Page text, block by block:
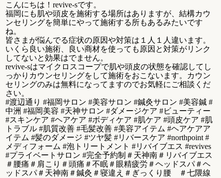
こんにちは！revive-sです。
福岡にも肌や頭皮を施術する場所はありますが、結構カウ
ンセリングを簡単にやって施術する所もあるみたいです
ね。
皆さまが悩んでる症状の原因や対策は１人１人違います。
いくら良い施術、良い商材を使っても原因と対策がリンク
してないと効果はでません。
revive-sはマイクロスコープで肌や頭皮の状態を確認してし
っかりカウンセリングをして施術をおこないます。カウン
セリングのみは無料になってますのでお気軽にご相談くだ
さい。
#渡辺通り #福岡サロン #美容サロン #鍼灸サロン #美容鍼 #
中洲 #福岡美容 #天神サロン #ダメージケア #ビューティー
#スキンケア #ヘアケア #ボディケア #肌ケア #頭皮ケア #肌
トラブル #肌質改善 #毛髪改善 #美容アイテム #ヘアケアア
イテム #髪のダメージ #ツヤ髪 #リバースケア #northpoint #
メディフォーム #泡トリートメント #リバイブエス #revives
#プライベートサロン #完全予約制＃天神南＃リバイブエス
＃腰痛＃肩こり＃頭痛＃不眠＃眼精疲労＃ヘッドスパ＃ヘ
ッドスパ＃天神南＃鍼灸＃寝違え＃ぎっくり腰 ＃七隈線